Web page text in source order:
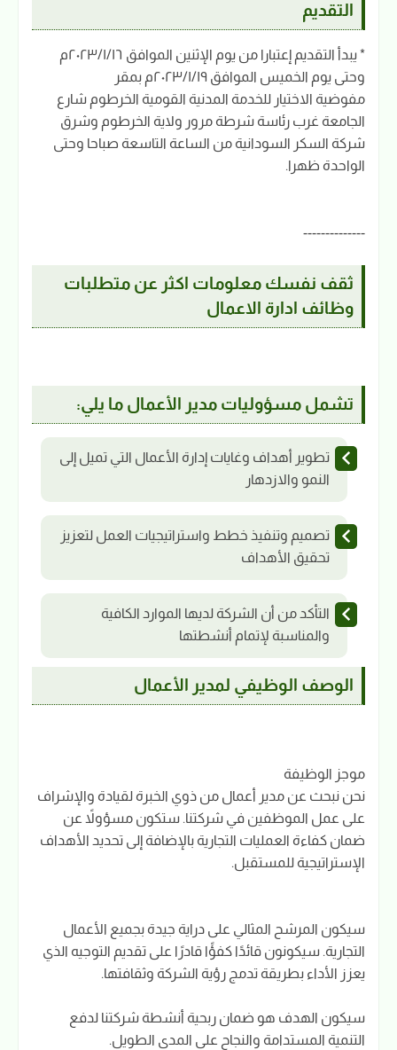
التقديم
* يبدأ التقديم إعتبارا من يوم الإثنين الموافق ٢٠٢٣/١/١٦م
وحتى يوم الخميس الموافق ٢٠٢٣/١/١٩م بمقر
مفوضية الاختيار للخدمة المدنية القومية الخرطوم شارع
الجامعة غرب رئاسة شرطة مرور ولاية الخرطوم وشرق
شركة السكر السودانية من الساعة التاسعة صباحا وحتى
الواحدة ظهرا.
--------------
ثقف نفسك معلومات اكثر عن متطلبات
وظائف ادارة الاعمال
تشمل مسؤوليات مدير الأعمال ما يلي:
تطوير أهداف وغايات إدارة الأعمال التي تميل إلى
النمو والازدهار
تصميم وتنفيذ خطط واستراتيجيات العمل لتعزيز
تحقيق الأهداف
التأكد من أن الشركة لديها الموارد الكافية
والمناسبة لإتمام أنشطتها
الوصف الوظيفي لمدير الأعمال
موجز الوظيفة
نحن نبحث عن مدير أعمال من ذوي الخبرة لقيادة والإشراف
على عمل الموظفين في شركتنا. ستكون مسؤولاً عن
ضمان كفاءة العمليات التجارية بالإضافة إلى تحديد الأهداف
الإستراتيجية للمستقبل.
سيكون المرشح المثالي على دراية جيدة بجميع الأعمال
التجارية. سيكونون قائدًا كفؤًا قادرًا على تقديم التوجيه الذي
يعزز الأداء بطريقة تدمج رؤية الشركة وثقافتها.
سيكون الهدف هو ضمان ربحية أنشطة شركتنا لدفع
التنمية المستدامة والنجاح على المدى الطويل.